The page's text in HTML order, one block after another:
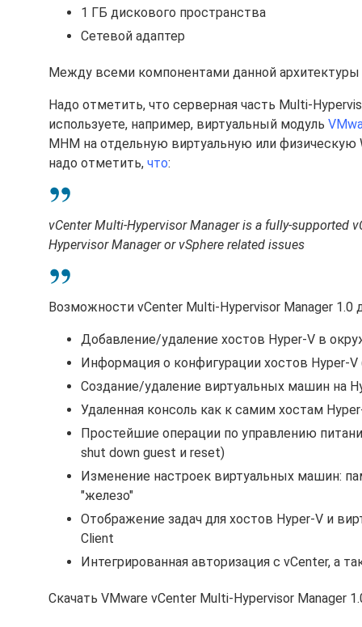
1 ГБ дискового пространства
Сетевой адаптер
Между всеми компонентами данной архитектуры
Надо отметить, что серверная часть Multi-
используете, например, виртуальный модуль
MHM на отдельную виртуальную или
надо отметить, что:
vCenter Multi-Hypervisor Manager is a fully-supported
Hypervisor Manager or vSphere related issues
Возможности vCenter Multi-Hypervisor Manager 1.0
Добавление/удаление хостов Hyper-V в
Информация о конфигурации хостов Hyper-V
Создание/удаление виртуальных машин на
Удаленная консоль как к самим хостам
Простейшие операции по управлению
shut down guest и reset)
Изменение настроек виртуальных машин:
"железо"
Отображение задач для хостов Hyper-V и
Client
Интегрированная авторизация с vCenter, а
Скачать VMware vCenter Multi-Hypervisor Manager